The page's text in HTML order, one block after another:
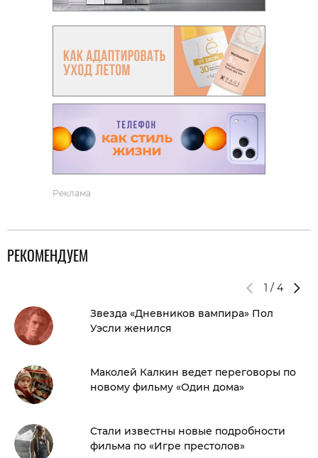
Реклама
РЕКОМЕНДУЕМ
1 / 4
Звезда «Дневников вампира» Пол
Уэсли женился
Маколей Калкин ведет переговоры по
новому фильму «Один дома»
Стали известны новые подробности
фильма по «Игре престолов»